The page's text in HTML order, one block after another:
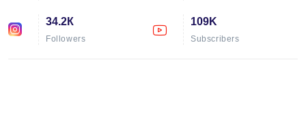
34.2К
Followers
109K
Subscribers